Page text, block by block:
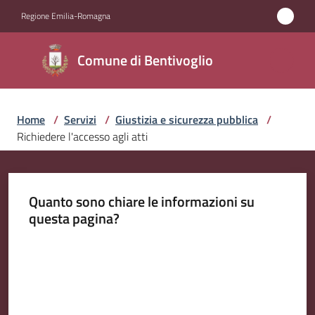
Regione Emilia-Romagna
Comune di Bentivoglio
Comune di
Bentivoglio
Amministrazione
Servizi
Menu selezionato
Home / Servizi / Giustizia e sicurezza pubblica /
Richiedere l'accesso agli atti
Quanto sono chiare le informazioni su
questa pagina?